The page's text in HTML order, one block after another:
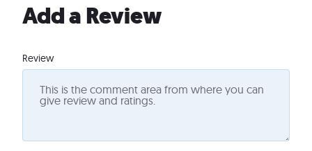
Add a Review
Review